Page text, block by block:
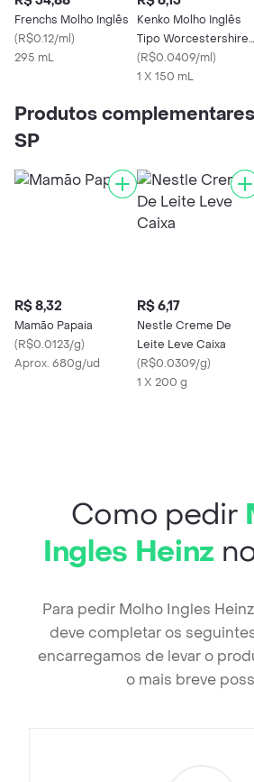
Frenchs Molho Inglês
(R$0.12/ml)
295 mL
Kenko Molho Inglês
Tipo Worcestershire
Salsa Inglesa
(R$0.0409/ml)
1 X 150 mL
Produtos
SP
R$ 8,32
Mamão Papaia
(R$0.0123/g)
Aprox. 680g/ud
R$ 6,17
Nestle Creme De
Leite Leve Caixa
(R$0.0309/g)
1 X 200 g
Como pedir
Ingles Heinz
Para pedir Molho Ingles
deve completar os
encarregamos de levar o
o mais breve